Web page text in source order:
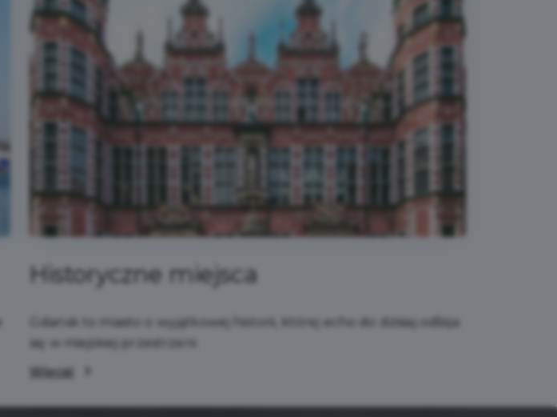
Historyczne miejsca
Gdańsk to miasto o wyjątkowej historii, której echo do dzisiaj odbija
się w miejskiej przestrzeni.
Więcej